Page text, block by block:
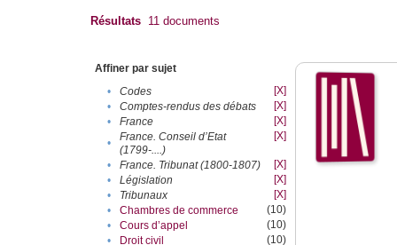
Résultats 11 documents
Affiner par sujet
•
Codes
[X]
•
Comptes-rendus des débats
[X]
•
France
[X]
•
France. Conseil d’Etat
(1799-....)
[X]
• France. Tribunat (1800-1807)
[X]
•
Législation
[X]
•
Tribunaux
[X]
•
Chambres de commerce
(10)
•
Cours d’appel
(10)
•
Droit civil
(10)